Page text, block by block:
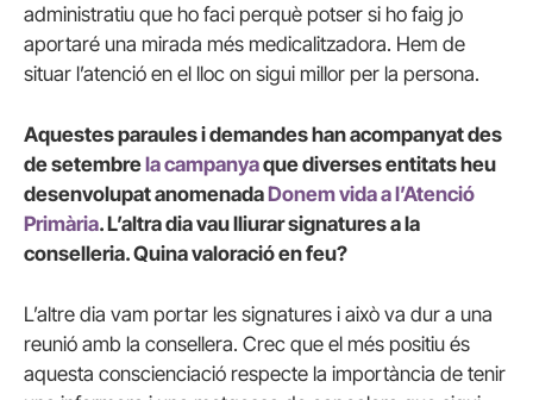
administratiu que ho faci perquè potser si ho faig jo
aportaré una mirada més medicalitzadora. Hem de
situar l’atenció en el lloc on sigui millor per la persona.
Aquestes paraules i demandes han acompanyat des
de setembrela campanyaque diverses entitats heu
desenvolupat anomenadaDonem vida a l’Atenció
Primària. L’altra dia vau lliurar signatures a la
conselleria. Quina valoració en feu?
L’altre dia vam portar les signatures i això va dur a una
reunió amb la consellera. Crec que el més positiu és
aquesta conscienciació respecte la importància de tenir